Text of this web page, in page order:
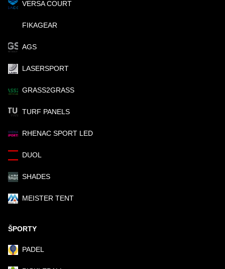
VERSA COURT
FIKAGEAR
AGS
LASERSPORT
GRASS2GRASS
TURF PANELS
RHENAC SPORT LED
DUOL
SHADES
MEISTER TENT
ŠPORTY
PADEL